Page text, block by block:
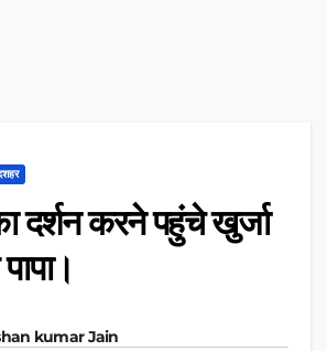
दर्शन करने पहुंचे खुर्जा
kumar Jain